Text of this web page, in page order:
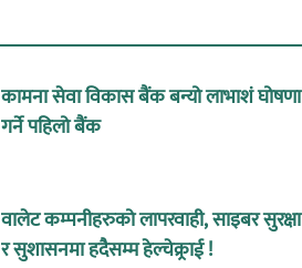
कामना सेवा विकास बैंक बन्यो लाभाशं घोषणा
गर्ने पहिलो बैंक
वालेट कम्पनीहरुको लापरवाही, साइबर सुरक्षा
र सुशासनमा हदैसम्म हेल्चेक्र्राई !